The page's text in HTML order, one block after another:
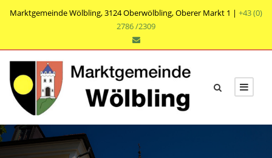
Marktgemeinde Wölbling, 3124 Oberwölbling, Oberer Markt 1 | +43 (0)
2786 /2309